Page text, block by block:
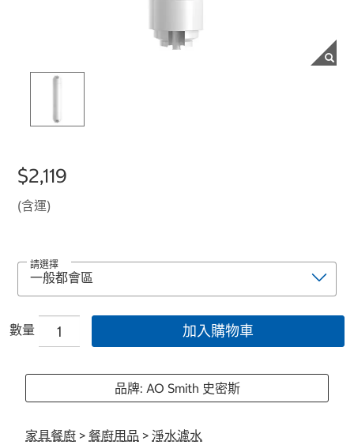
$2,119
(含運)
請選擇
數量 加入購物車
品牌: AO Smith 史密斯
家具餐廚 > 餐廚用品 > 淨水濾水